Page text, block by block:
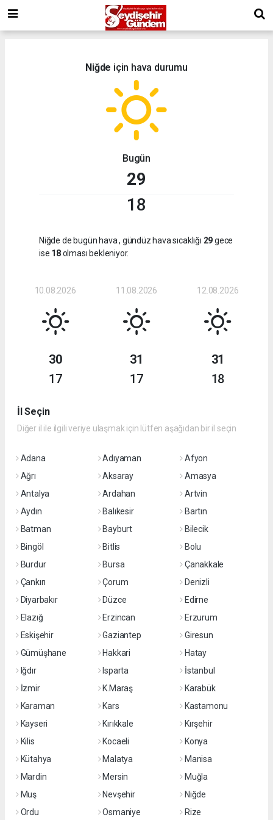
Niğde için hava durumu
Bugün
29
18
Niğde de bugün hava, gündüz hava sıcaklığı 29gece
ise 18olması bekleniyor.
10.08.2026
30
17
11.08.2026
31
17
12.08.2026
31
18
İl Seçin
Diğer il ile ilgili veriye ulaşmak için lütfen aşağıdan bir il seçin
Adana Adıyaman
Afyon
Ağrı
Aksaray
Amasya
Antalya
Ardahan
Artvin
Aydın
Balıkesir
Bartın
Batman
Bayburt
Bilecik
Bingöl
Bitlis
Bolu
Burdur
Bursa
Çanakkale
Çankırı
Çorum
Denizli
Diyarbakır
Düzce
Edirne
Elazığ
Erzincan
Erzurum
Eskişehir
Gaziantep
Giresun
Gümüşhane
Hakkari
Hatay
Iğdır
Isparta
İstanbul
İzmir
K.Maraş
Karabük
Karaman
Kars
Kastamonu
Kayseri
Kırıkkale
Kırşehir
Kilis
Kocaeli
Konya
Kütahya
Malatya
Manisa
Mardin
Mersin
Muğla
Muş
Nevşehir
Niğde
Ordu
Osmaniye Rize